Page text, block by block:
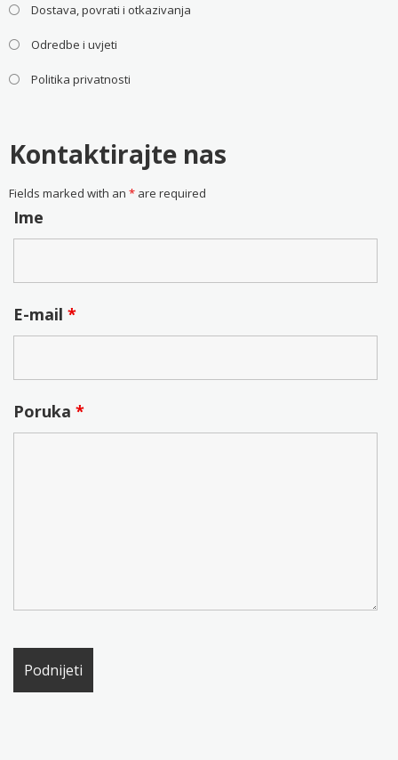
Dostava, povrati i otkazivanja
Odredbe i uvjeti
Politika privatnosti
Kontaktirajte nas
Fields marked with an *are required
Ime
E-mail *
Poruka *